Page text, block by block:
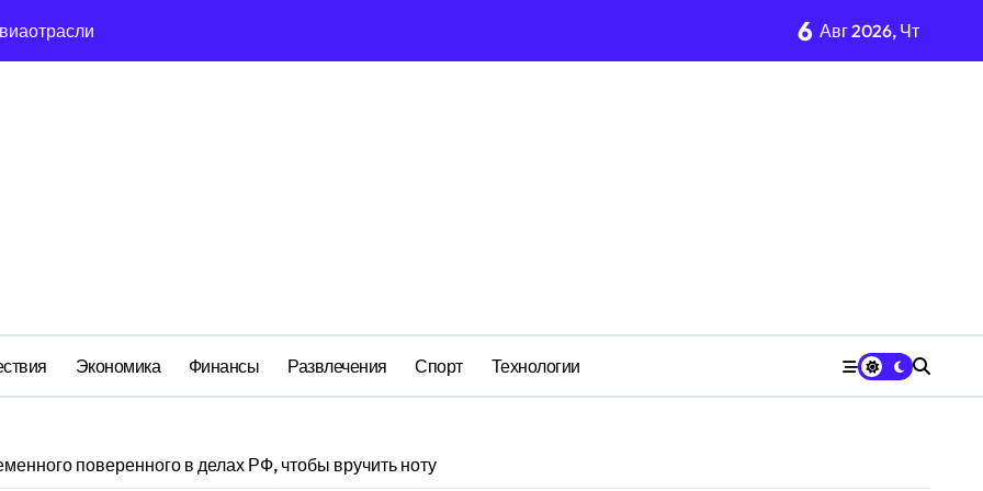
и маркетплейсы «умывают руки» после ударов по складам Wildberries?
катер стал металлоломом за 3 дня
военные изымают спирт «для защиты Отечества»
6 Авг 2026, Чт
Экономика Финансы Развлечения Спорт Технологии
поверенного в делах РФ, чтобы вручить ноту